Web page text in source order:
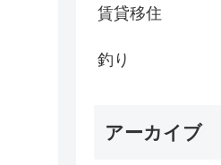
賃貸移住
釣り
アーカイブ